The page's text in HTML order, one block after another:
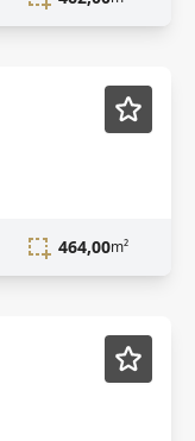
464,00m²